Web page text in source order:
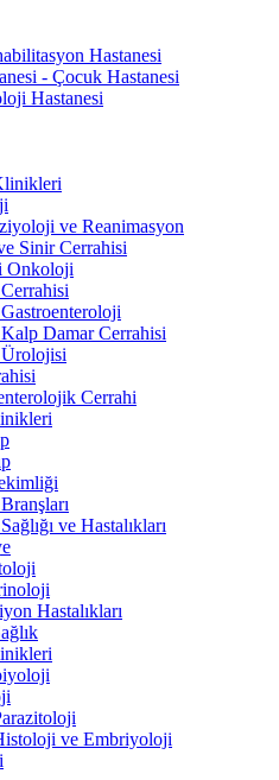
Hastanesi
- Çocuk Hastanesi
Hastanesi
ve Reanimasyon
Sinir Cerrahisi
Onkoloji
Damar Cerrahisi
Cerrahi
ve Hastalıkları
Hastalıkları
ve Embriyoloji